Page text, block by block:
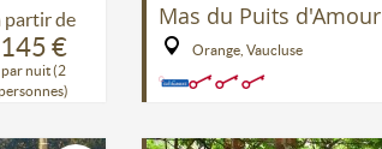
partir de
145 €
par nuit (2
Mas du Puits d'Amour
Orange, Vaucluse